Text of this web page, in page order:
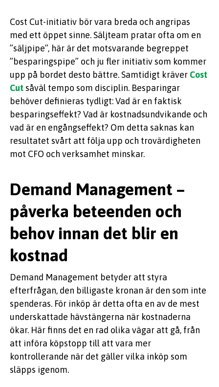
Cost Cut-initiativ bör vara breda och angripas
med ett öppet sinne. Säljteam pratar ofta om en
”säljpipe”, här är det motsvarande begreppet
”besparingspipe” och ju fler initiativ som kommer
upp på bordet desto bättre. Samtidigt kräver Cost
Cutsåväl tempo som disciplin. Besparingar
behöver definieras tydligt: Vad är en faktisk
besparingseffekt? Vad är kostnadsundvikande och
vad är en engångseffekt? Om detta saknas kan
resultatet svårt att följa upp och trovärdigheten
mot CFO och verksamhet minskar.
Demand Management –
påverka beteenden och
behov innan det blir en
kostnad
Demand Management betyder att styra
efterfrågan, den billigaste kronan är den som inte
spenderas. För inköp är detta ofta en av de mest
underskattade hävstängerna när kostnaderna
ökar. Här finns det en rad olika vägar att gå, från
att införa köpstopp till att vara mer
kontrollerande när det gäller vilka inköp som
släpps igenom.